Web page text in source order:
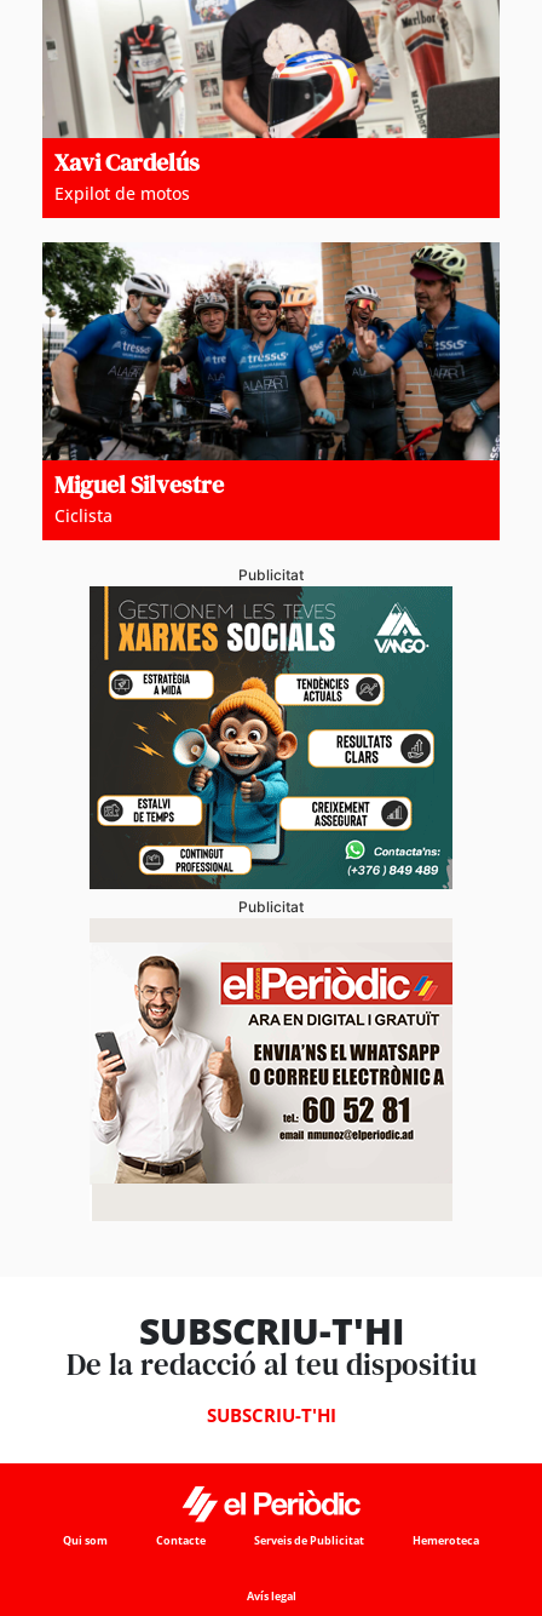
Xavi Cardelús
Expilot de motos
Miguel Silvestre
Ciclista
Publicitat
Publicitat
SUBSCRIU-T'HI
De la redacció al teu dispositiu
SUBSCRIU-T'HI
Qui som Contacte Serveis de Publicitat Hemeroteca
Avís legal